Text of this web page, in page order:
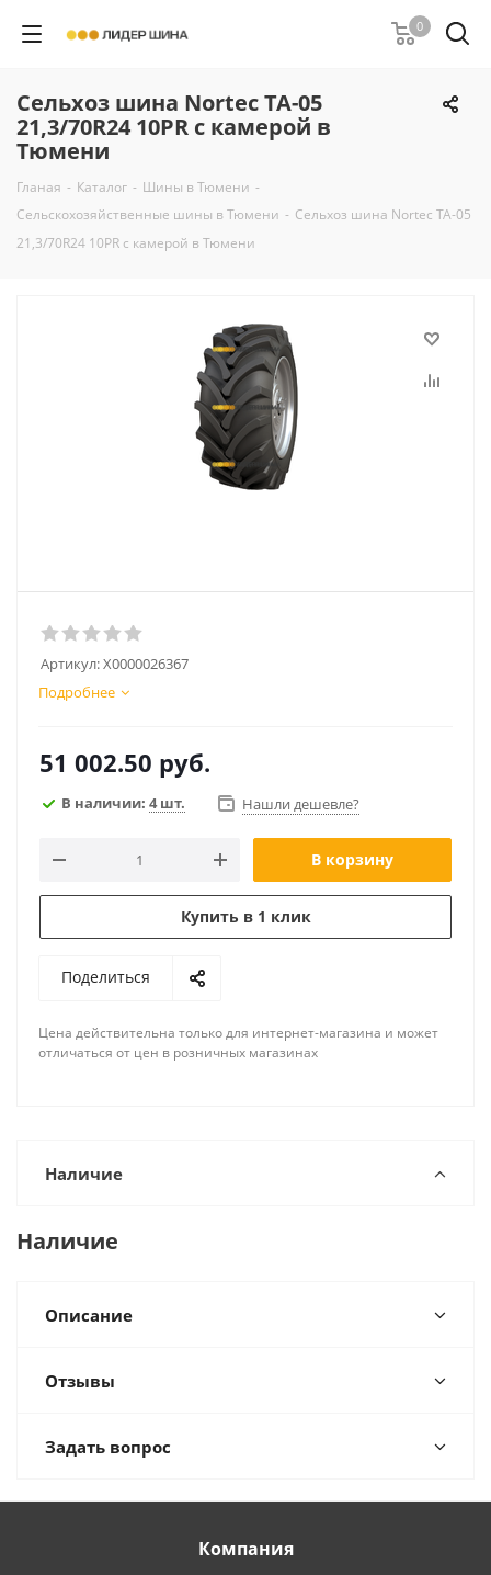
0
Сельхоз шина Nortec TA-05
21,3/70R24 10PR с камерой в
Тюмени
Гланая - Каталог - Шины в Тюмени -
Сельскохозяйственные шины в Тюмени - Сельхоз шина Nortec TA-05
21,3/70R24 10PR с камерой в Тюмени
Артикул:Х0000026367
Подробнее
51 002.50 руб.
В наличии: 4 шт. Нашли дешевле?
В корзину
Купить в 1 клик
Поделиться
Цена действительна только для интернет-магазина и может
отличаться от цен в розничных магазинах
Наличие
Наличие
Описание
Отзывы
Задать вопрос
Компания